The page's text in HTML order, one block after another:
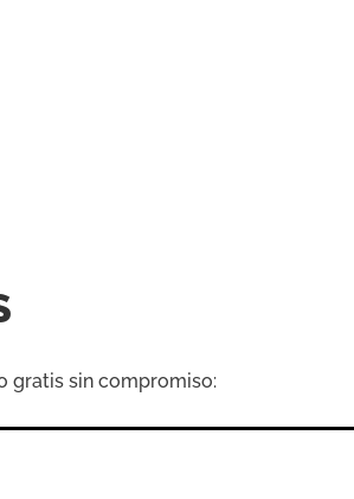
gratis sin compromiso: